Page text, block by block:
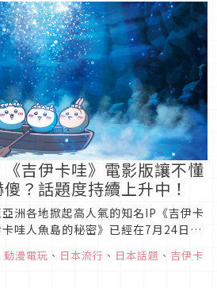
吉伊卡哇》電影版讓不懂
？話題度持續上升中！
洲各地掀起高人氣的知名IP《吉伊卡
哇人魚島的秘密》已經在7月24日於
，這部劇場版作品卻在其他的方向引
竟是怎麼回事呢？就讓我們一起來看
動漫電玩 、 日本流行 、 日本話題 、 吉伊卡